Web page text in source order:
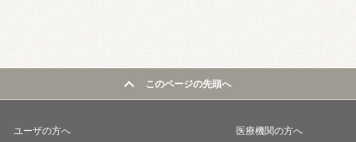
このページの先頭へ
ユーザの方へ 医療機関の方へ